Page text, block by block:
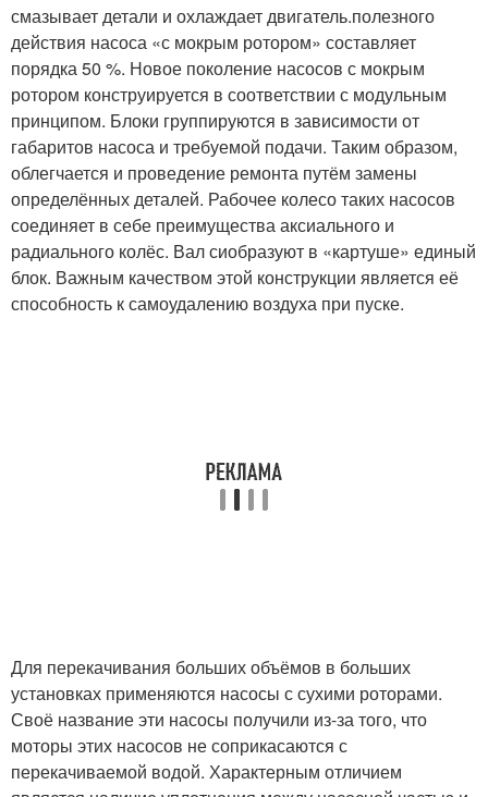
смазывает детали и охлаждает двигатель.полезного
действия насоса «с мокрым ротором» составляет
порядка 50 %. Новое поколение насосов с мокрым
ротором конструируется в соответствии с модульным
принципом. Блоки группируются в зависимости от
габаритов насоса и требуемой подачи. Таким образом,
облегчается и проведение ремонта путём замены
определённых деталей. Рабочее колесо таких насосов
соединяет в себе преимущества аксиального и
радиального колёс. Вал сиобразуют в «картуше» единый
блок. Важным качеством этой конструкции является её
способность к самоудалению воздуха при пуске.
Для перекачивания больших объёмов в больших
установках применяются насосы с сухими роторами.
Своё название эти насосы получили из-за того, что
моторы этих насосов не соприкасаются с
перекачиваемой водой. Характерным отличием